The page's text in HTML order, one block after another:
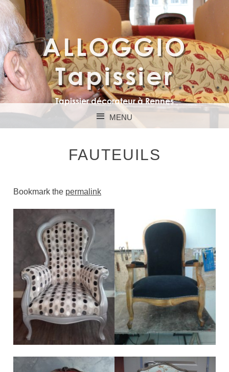
ALLOGGIO
Tapissier
Tapissier décorateur à Rennes
MENU
FAUTEUILS
Bookmark the permalink